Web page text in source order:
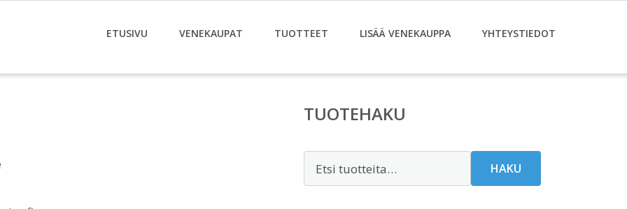
ETUSIVU VENEKAUPAT TUOTTEET LISÄÄ VENEKAUPPA YHTEYSTIEDOT
TUOTEHAKU
HAKU